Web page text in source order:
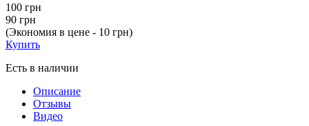
100 грн
90 грн
(Экономия в цене - 10 грн)
Купить
Есть в наличии
Описание
Отзывы
Видео